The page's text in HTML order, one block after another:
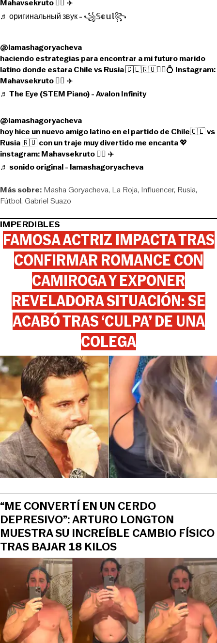
Mahavsekruto 🏄‍♀️ ✈️
♬ оригинальный звук - ꧁𝕊𝕠𝕦𝕝꧂
@lamashagoryacheva
haciendo estrategias para encontrar a mi futuro marido
latino donde estara Chile vs Rusia 🇨🇱🇷🇺👰‍♂️💍 Instagram:
Mahavsekruto 🏄‍♀️ ✈️
♬ The Eye (STEM Piano) - Avalon Infinity
@lamashagoryacheva
hoy hice un nuevo amigo latino en el partido de Chile🇨🇱 vs
Rusia 🇷🇺 con un traje muy divertido me encanta 💖
instagram: Mahavsekruto 🏄‍♀️ ✈️
♬ sonido original - lamashagoryacheva
Más sobre: Masha Goryacheva La Roja Influencer Rusia
Fútbol Gabriel Suazo
IMPERDIBLES
FAMOSA ACTRIZ IMPACTA TRAS
CONFIRMAR ROMANCE CON
CAMIROGA Y EXPONER
REVELADORA SITUACIÓN: SE
ACABÓ TRAS ‘CULPA’ DE UNA
COLEGA
“ME CONVERTÍ EN UN CERDO
DEPRESIVO”: ARTURO LONGTON
MUESTRA SU INCREÍBLE CAMBIO FÍSICO
TRAS BAJAR 18 KILOS